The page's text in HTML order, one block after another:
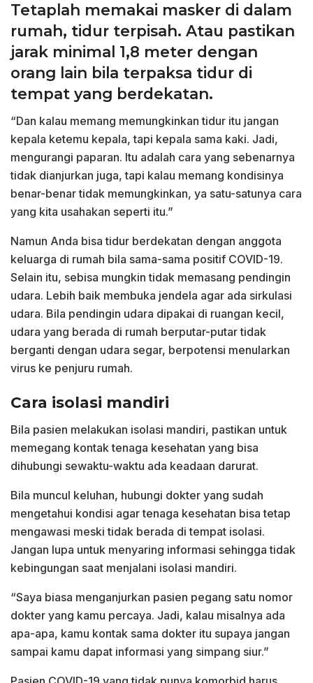
Tetaplah memakai masker di dalam
rumah, tidur terpisah. Atau pastikan
jarak minimal 1,8 meter dengan
orang lain bila terpaksa tidur di
tempat yang berdekatan.
“Dan kalau memang memungkinkan tidur itu jangan
kepala ketemu kepala, tapi kepala sama kaki. Jadi,
mengurangi paparan. Itu adalah cara yang sebenarnya
tidak dianjurkan juga, tapi kalau memang kondisinya
benar-benar tidak memungkinkan, ya satu-satunya cara
yang kita usahakan seperti itu.”
Namun Anda bisa tidur berdekatan dengan anggota
keluarga di rumah bila sama-sama positif COVID-19.
Selain itu, sebisa mungkin tidak memasang pendingin
udara. Lebih baik membuka jendela agar ada sirkulasi
udara. Bila pendingin udara dipakai di ruangan kecil,
udara yang berada di rumah berputar-putar tidak
berganti dengan udara segar, berpotensi menularkan
virus ke penjuru rumah.
Cara isolasi mandiri
Bila pasien melakukan isolasi mandiri, pastikan untuk
memegang kontak tenaga kesehatan yang bisa
dihubungi sewaktu-waktu ada keadaan darurat.
Bila muncul keluhan, hubungi dokter yang sudah
mengetahui kondisi agar tenaga kesehatan bisa tetap
mengawasi meski tidak berada di tempat isolasi.
Jangan lupa untuk menyaring informasi sehingga tidak
kebingungan saat menjalani isolasi mandiri.
“Saya biasa menganjurkan pasien pegang satu nomor
dokter yang kamu percaya. Jadi, kalau misalnya ada
apa-apa, kamu kontak sama dokter itu supaya jangan
sampai kamu dapat informasi yang simpang siur.”